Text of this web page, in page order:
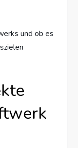
und ob es